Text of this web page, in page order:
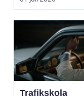
Trafikskola